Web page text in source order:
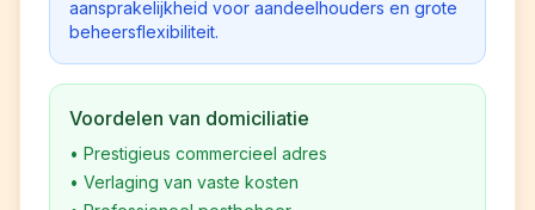
aansprakelijkheid voor aandeelhouders en grote
beheersflexibiliteit.
Voordelen van domiciliatie
• Prestigieus commercieel adres
• Verlaging van vaste kosten